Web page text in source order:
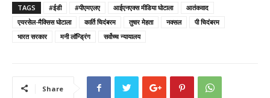
TAGS #ईडी #पीएमएलए आईएनएक्स मीडिया घोटाला
आतंकवाद
एयरसेल-मैक्सिस घोटाला
कार्ति चिदंबरम तुषार मेहता नक्सल
पी चिदंबरम
भारत सरकार
मनी लॉन्ड्रिंग सर्वोच्च न्यायालय
Share